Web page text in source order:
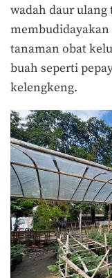
wadah daur ulang
tanaman obat
buah seperti
kelengkeng.